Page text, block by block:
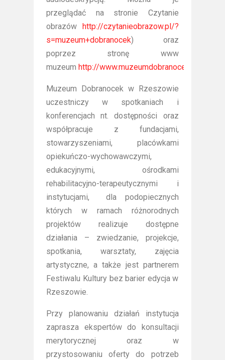
przeglądać na stronie Czytanie
obrazów
http://czytanieobrazow.pl/?
s=muzeum+dobranocek) oraz
poprzez stronę www
muzeum http://www.muzeumdobranocek.pl/
Muzeum Dobranocek w Rzeszowie
uczestniczy w spotkaniach i
konferencjach nt. dostępności oraz
współpracuje z fundacjami,
stowarzyszeniami, placówkami
opiekuńczo-wychowawczymi,
edukacyjnymi, ośrodkami
rehabilitacyjno-terapeutycznymi i
instytucjami, dla podopiecznych
których w ramach różnorodnych
projektów realizuje dostępne
działania – zwiedzanie, projekcje,
spotkania, warsztaty, zajęcia
artystyczne, a także jest partnerem
Festiwalu Kultury bez barier edycja w
Rzeszowie.
Przy planowaniu działań instytucja
zaprasza ekspertów do konsultacji
merytorycznej oraz w
przystosowaniu oferty do potrzeb